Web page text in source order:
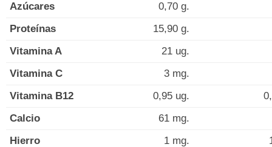
Azúcares
0,70 g.
Proteínas
15,90 g.
Vitamina A
21 ug.
Vitamina C
3 mg.
Vitamina B12
0,95 ug.
Calcio
61 mg.
Hierro
1 mg.